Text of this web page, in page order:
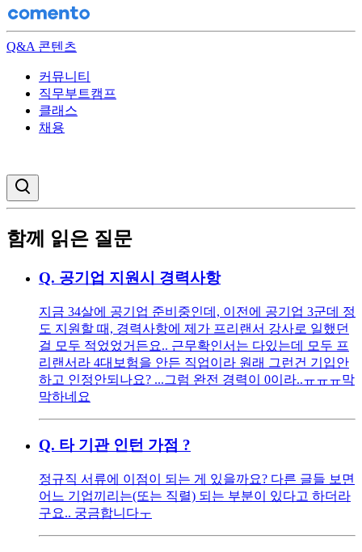
Q&A 콘텐츠
커뮤니티
직무부트캠프
클래스
채용
함께 읽은 질문
Q. 공기업 지원시 경력사항
지금 34살에 공기업 준비중인데, 이전에 공기업 3군데 정
도 지원할 때, 경력사항에 제가 프리랜서 강사로 일했던
걸 모두 적었었거든요.. 근무확인서는 다있는데 모두 프
리랜서라 4대보험을 안든 직업이라 원래 그런건 기입안
하고 인정안되나요? ...그럼 완전 경력이 0이라..ㅠㅠㅠ막
막하네요
Q. 타 기관 인턴 가점 ?
정규직 서류에 이점이 되는 게 있을까요? 다른 글들 보면
어느 기업끼리는(또는 직렬) 되는 부분이 있다고 하더라
구요.. 궁금합니다ㅜ